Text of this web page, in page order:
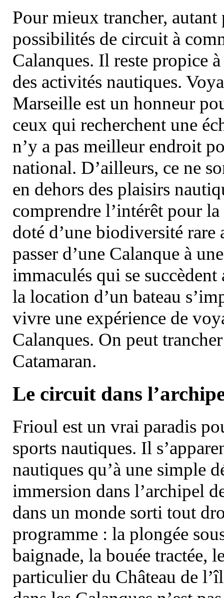
Pour mieux trancher, autant
possibilités de circuit à
Calanques. Il reste propice
des activités nautiques.
Marseille est un honneur
ceux qui recherchent une
n’y a pas meilleur endroit
national. D’ailleurs, ce ne
en dehors des plaisirs
comprendre l’intérêt pour
doté d’une biodiversité
passer d’une Calanque à
immaculés qui se
la location d’un bateau
vivre une expérience de
Calanques. On peut
Catamaran.
Le circuit dans
Frioul est un vrai paradis
sports nautiques. Il
nautiques qu’à une simple
immersion dans l’archipel
dans un monde sorti tout
programme : la plongée
baignade, la bouée tractée,
particulier du Château de